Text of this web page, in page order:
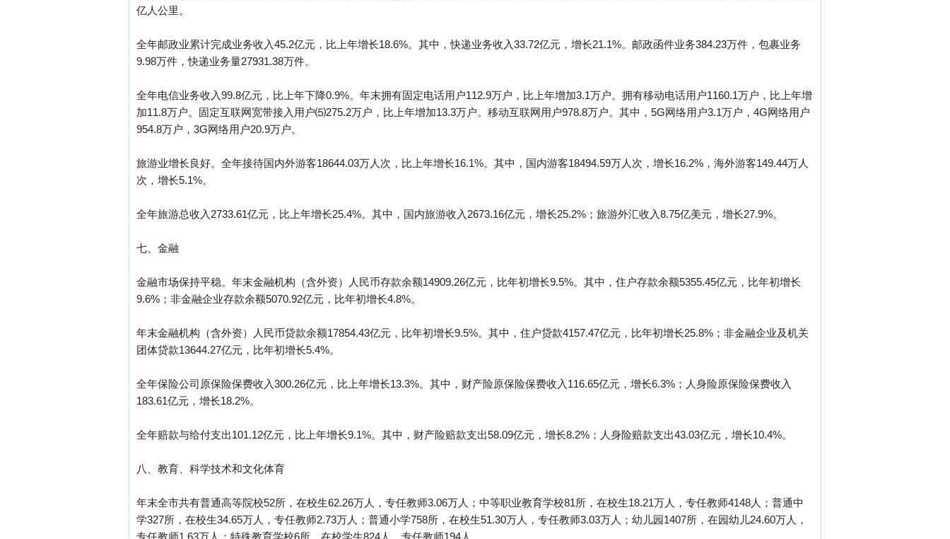
亿人公里。
全年邮政业累计完成业务收入45.2亿元，比上年增长18.6%。其中，快递业务收入33.72亿元，增长21.1%。邮政函件业务384.23万件，包裹业务
9.98万件，快递业务量27931.38万件。
全年电信业务收入99.8亿元，比上年下降0.9%。年末拥有固定电话用户112.9万户，比上年增加3.1万户。拥有移动电话用户1160.1万户，比上年增
加11.8万户。固定互联网宽带接入用户⑸275.2万户，比上年增加13.3万户。移动互联网用户978.8万户。其中，5G网络用户3.1万户，4G网络用户
954.8万户，3G网络用户20.9万户。
旅游业增长良好。全年接待国内外游客18644.03万人次，比上年增长16.1%。其中，国内游客18494.59万人次，增长16.2%，海外游客149.44万人
次，增长5.1%。
全年旅游总收入2733.61亿元，比上年增长25.4%。其中，国内旅游收入2673.16亿元，增长25.2%；旅游外汇收入8.75亿美元，增长27.9%。
七、金融
金融市场保持平稳。年末金融机构（含外资）人民币存款余额14909.26亿元，比年初增长9.5%。其中，住户存款余额5355.45亿元，比年初增长
9.6%；非金融企业存款余额5070.92亿元，比年初增长4.8%。
年末金融机构（含外资）人民币贷款余额17854.43亿元，比年初增长9.5%。其中，住户贷款4157.47亿元，比年初增长25.8%；非金融企业及机关
团体贷款13644.27亿元，比年初增长5.4%。
全年保险公司原保险保费收入300.26亿元，比上年增长13.3%。其中，财产险原保险保费收入116.65亿元，增长6.3%；人身险原保险保费收入
183.61亿元，增长18.2%。
全年赔款与给付支出101.12亿元，比上年增长9.1%。其中，财产险赔款支出58.09亿元，增长8.2%；人身险赔款支出43.03亿元，增长10.4%。
八、教育、科学技术和文化体育
年末全市共有普通高等院校52所，在校生62.26万人，专任教师3.06万人；中等职业教育学校81所，在校生18.21万人，专任教师4148人；普通中
学327所，在校生34.65万人，专任教师2.73万人；普通小学758所，在校生51.30万人，专任教师3.03万人；幼儿园1407所，在园幼儿24.60万人，
专任教师1.63万人；特殊教育学校6所，在校学生824人，专任教师194人。